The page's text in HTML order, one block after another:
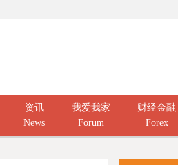
资讯
News
我爱我家
Forum
财经金融
Forex